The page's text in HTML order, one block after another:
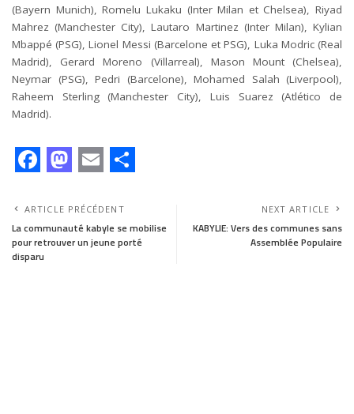
(Bayern Munich), Romelu Lukaku (Inter Milan et Chelsea), Riyad
Mahrez (Manchester City), Lautaro Martinez (Inter Milan), Kylian
Mbappé (PSG), Lionel Messi (Barcelone et PSG), Luka Modric (Real
Madrid), Gerard Moreno (Villarreal), Mason Mount (Chelsea),
Neymar (PSG), Pedri (Barcelone), Mohamed Salah (Liverpool),
Raheem Sterling (Manchester City), Luis Suarez (Atlético de
Madrid).
a
c
e
a
s
m
a
h
a
ARTICLE PRÉCÉDENT
La communauté kabyle se mobilise
pour retrouver un jeune porté
disparu
NEXT ARTICLE
KABYLIE: Vers des communes sans
Assemblée Populaire